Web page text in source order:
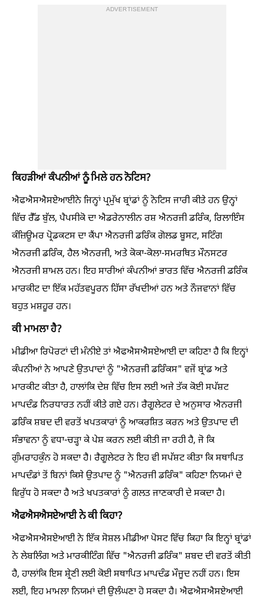
ADVERTISEMENT
ਕਿਹੜੀਆਂ ਕੰਪਨੀਆਂ ਨੂੰ ਮਿਲੇ ਹਨ ਨੋਟਿਸ?
ਐਫਐਸਐਸਏਆਈਨੇ ਜਿਨ੍ਹਾਂ ਪ੍ਰਮੁੱਖ ਬ੍ਰਾਂਡਾਂ ਨੂੰ ਨੋਟਿਸ ਜਾਰੀ ਕੀਤੇ ਹਨ ਉਨ੍ਹਾਂ
ਵਿੱਚ ਰੈੱਡ ਬੁੱਲ, ਪੈਪਸੀਕੋ ਦਾ ਐਡਰੇਨਾਲੀਨ ਰਸ਼ ਐਨਰਜੀ ਡਰਿੰਕ, ਰਿਲਾਇੰਸ
ਕੰਜ਼ਿਊਮਰ ਪ੍ਰੋਡਕਟਸ ਦਾ ਕੈਂਪਾ ਐਨਰਜੀ ਡਰਿੰਕ ਗੋਲਡ ਬੂਸਟ, ਸਟਿੰਗ
ਐਨਰਜੀ ਡਰਿੰਕ, ਹੈਲ ਐਨਰਜੀ, ਅਤੇ ਕੋਕਾ-ਕੋਲਾ-ਸਮਰਥਿਤ ਮੌਨਸਟਰ
ਐਨਰਜੀ ਸ਼ਾਮਲ ਹਨ। ਇਹ ਸਾਰੀਆਂ ਕੰਪਨੀਆਂ ਭਾਰਤ ਵਿੱਚ ਐਨਰਜੀ ਡਰਿੰਕ
ਮਾਰਕੀਟ ਦਾ ਇੱਕ ਮਹੱਤਵਪੂਰਨ ਹਿੱਸਾ ਰੱਖਦੀਆਂ ਹਨ ਅਤੇ ਨੌਜਵਾਨਾਂ ਵਿੱਚ
ਬਹੁਤ ਮਸ਼ਹੂਰ ਹਨ।
ਕੀ ਮਾਮਲਾ ਹੈ?
ਮੀਡੀਆ ਰਿਪੋਰਟਾਂ ਦੀ ਮੰਨੀਏ ਤਾਂ ਐਫਐਸਐਸਏਆਈ ਦਾ ਕਹਿਣਾ ਹੈ ਕਿ ਇਨ੍ਹਾਂ
ਕੰਪਨੀਆਂ ਨੇ ਆਪਣੇ ਉਤਪਾਦਾਂ ਨੂੰ "ਐਨਰਜੀ ਡਰਿੰਕਸ" ਵਜੋਂ ਬ੍ਰਾਂਡ ਅਤੇ
ਮਾਰਕੀਟ ਕੀਤਾ ਹੈ, ਹਾਲਾਂਕਿ ਦੇਸ਼ ਵਿੱਚ ਇਸ ਲਈ ਅਜੇ ਤੱਕ ਕੋਈ ਸਪੱਸ਼ਟ
ਮਾਪਦੰਡ ਨਿਰਧਾਰਤ ਨਹੀਂ ਕੀਤੇ ਗਏ ਹਨ। ਰੈਗੂਲੇਟਰ ਦੇ ਅਨੁਸਾਰ ਐਨਰਜੀ
ਡਰਿੰਕ ਸ਼ਬਦ ਦੀ ਵਰਤੋਂ ਖਪਤਕਾਰਾਂ ਨੂੰ ਆਕਰਸ਼ਿਤ ਕਰਨ ਅਤੇ ਉਤਪਾਦ ਦੀ
ਸੰਭਾਵਨਾ ਨੂੰ ਵਧਾ-ਚੜ੍ਹਾ ਕੇ ਪੇਸ਼ ਕਰਨ ਲਈ ਕੀਤੀ ਜਾ ਰਹੀ ਹੈ, ਜੋ ਕਿ
ਗੁੰਮਰਾਹਕੁੰਨ ਹੋ ਸਕਦਾ ਹੈ। ਰੈਗੂਲੇਟਰ ਨੇ ਇਹ ਵੀ ਸਪੱਸ਼ਟ ਕੀਤਾ ਕਿ ਸਥਾਪਿਤ
ਮਾਪਦੰਡਾਂ ਤੋਂ ਬਿਨਾਂ ਕਿਸੇ ਉਤਪਾਦ ਨੂੰ "ਐਨਰਜੀ ਡਰਿੰਕ" ਕਹਿਣਾ ਨਿਯਮਾਂ ਦੇ
ਵਿਰੁੱਧ ਹੋ ਸਕਦਾ ਹੈ ਅਤੇ ਖਪਤਕਾਰਾਂ ਨੂੰ ਗਲਤ ਜਾਣਕਾਰੀ ਦੇ ਸਕਦਾ ਹੈ।
ਐਫਐਸਐਸਏਆਈ ਨੇ ਕੀ ਕਿਹਾ?
ਐਫਐਸਐਸਏਆਈ ਨੇ ਇੱਕ ਸੋਸ਼ਲ ਮੀਡੀਆ ਪੋਸਟ ਵਿੱਚ ਕਿਹਾ ਕਿ ਇਨ੍ਹਾਂ ਬ੍ਰਾਂਡਾਂ
ਨੇ ਲੇਬਲਿੰਗ ਅਤੇ ਮਾਰਕੀਟਿੰਗ ਵਿੱਚ "ਐਨਰਜੀ ਡਰਿੰਕ" ਸ਼ਬਦ ਦੀ ਵਰਤੋਂ ਕੀਤੀ
ਹੈ, ਹਾਲਾਂਕਿ ਇਸ ਸ਼੍ਰੇਣੀ ਲਈ ਕੋਈ ਸਥਾਪਿਤ ਮਾਪਦੰਡ ਮੌਜੂਦ ਨਹੀਂ ਹਨ। ਇਸ
ਲਈ, ਇਹ ਮਾਮਲਾ ਨਿਯਮਾਂ ਦੀ ਉਲੰਘਣਾ ਹੋ ਸਕਦਾ ਹੈ। ਐਫਐਸਐਸਏਆਈ